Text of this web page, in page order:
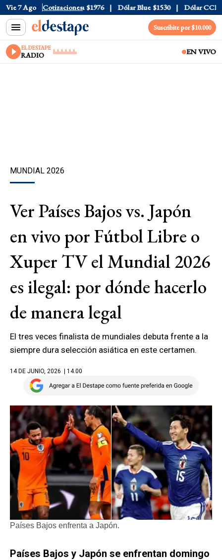
Vie 7 Ago Cotizaciones
$1520 Dólar Tarjeta $1976 Dólar Blue $1530 Dólar CCL
Suscribite por $10.000
EL DESTAPE
RADIO EN VIVO
MUNDIAL 2026
Ver Países Bajos vs. Japón
en vivo por Fútbol Libre o
Xuper TV el Mundial 2026
es ilegal: por dónde hacerlo
de manera legal
El tres veces finalista de mundiales debuta frente a la
siempre dura selección asiática en este certamen.
14 DE JUNIO, 2026 | 14.00
Países Bajos enfrenta a Japón.
Países Bajos y Japón se enfrentan domingo